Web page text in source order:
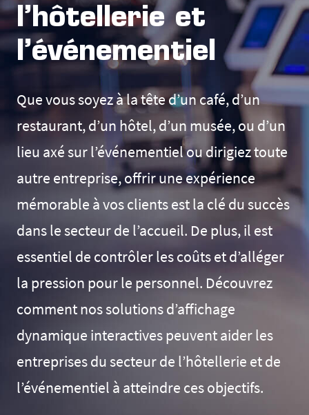
l’hôtellerie et
l’événementiel
Que vous soyez à la tête d’un café, d’un
restaurant, d’un hôtel, d’un musée, ou d’un
lieu axé sur l’événementiel ou dirigiez toute
autre entreprise, offrir une expérience
mémorable à vos clients est la clé du succès
dans le secteur de l’accueil. De plus, il est
essentiel de contrôler les coûts et d’alléger
la pression pour le personnel. Découvrez
comment nos solutions d’affichage
dynamique interactives peuvent aider les
entreprises du secteur de l’hôtellerie et de
l’événementiel à atteindre ces objectifs.